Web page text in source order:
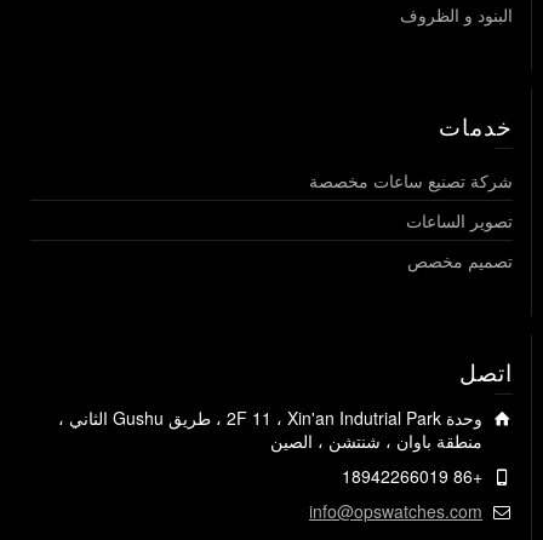
البنود و الظروف
خدمات
شركة تصنيع ساعات مخصصة
تصوير الساعات
تصميم مخصص
اتصل
وحدة 2F 11 ، Xin'an Indutrial Park ، طريق Gushu الثاني ،
منطقة باوان ، شنتشن ، الصين
+86 18942266019
info@opswatches.com